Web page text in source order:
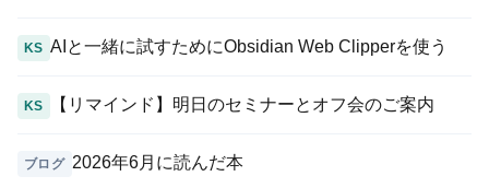
KS AIと一緒に試すためにObsidian Web Clipperを使う
KS 【リマインド】明日のセミナーとオフ会のご案内
ブログ 2026年6月に読んだ本